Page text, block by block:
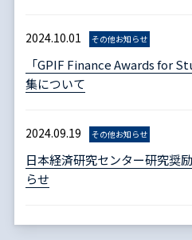
2024.10.01 その他お知らせ
「GPIF Finance Awards for
集について
2024.09.19 その他お知らせ
日本経済研究センター研究奨
らせ